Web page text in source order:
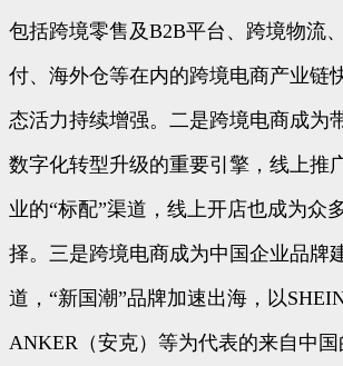
包括跨境零售及B2B平台、跨境物流
付、海外仓等在内的跨境电商产业链
态活力持续增强。二是跨境电商成为
数字化转型升级的重要引擎，线上推
业的“标配”渠道，线上开店也成为众
择。三是跨境电商成为中国企业品牌
道，“新国潮”品牌加速出海，以
ANKER（安克）等为代表的来自中